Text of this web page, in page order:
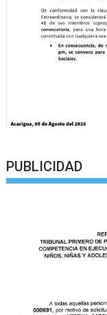
PUBLICIDAD